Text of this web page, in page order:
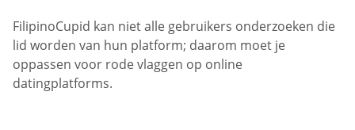
FilipinoCupid kan niet alle gebruikers onderzoeken die
lid worden van hun platform; daarom moet je
oppassen voor rode vlaggen op online
datingplatforms.